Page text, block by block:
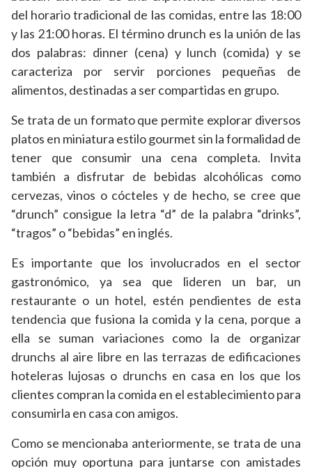
del horario tradicional de las comidas, entre las 18:00
y las 21:00 horas. El término drunch es la unión de las
dos palabras: dinner (cena) y lunch (comida) y se
caracteriza por servir porciones pequeñas de
alimentos, destinadas a ser compartidas en grupo.
Se trata de un formato que permite explorar diversos
platos en miniatura estilo gourmet sin la formalidad de
tener que consumir una cena completa. Invita
también a disfrutar de bebidas alcohólicas como
cervezas, vinos o cócteles y de hecho, se cree que
“drunch” consigue la letra “d” de la palabra “drinks”,
“tragos” o “bebidas” en inglés.
Es importante que los involucrados en el sector
gastronómico, ya sea que lideren un bar, un
restaurante o un hotel, estén pendientes de esta
tendencia que fusiona la comida y la cena, porque a
ella se suman variaciones como la de organizar
drunchs al aire libre en las terrazas de edificaciones
hoteleras lujosas o drunchs en casa en los que los
clientes compran la comida en el establecimiento para
consumirla en casa con amigos.
Como se mencionaba anteriormente, se trata de una
opción muy oportuna para juntarse con amistades